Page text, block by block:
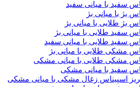
سفید با میانی سفید
بژ با میانی بژ
بژ طلایی با میانی بژ
سفید طلایی با میانی بژ
سفید طلایی با میانی سفید
مشکی طلایی با میانی بژ
مشکی طلایی با میانی مشکی
سفید با میانی مشکی
اسپیناس زغال مشکی با میانی مشکی